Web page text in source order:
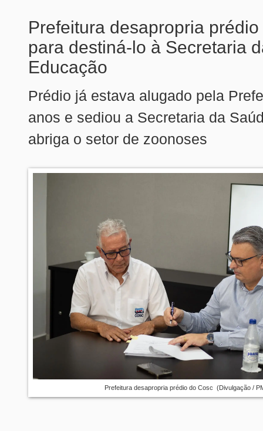
Prefeitura desapropria
para destiná-lo à Secretaria
Educação
Prédio já estava alugado pela
anos e sediou a Secretaria da
abriga o setor de zoonoses
Prefeitura desapropria prédio do Cosc (Divulgação /